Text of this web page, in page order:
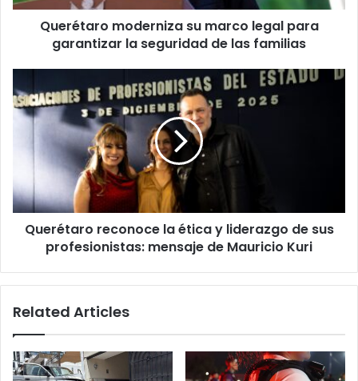
seguridad
Querétaro moderniza su marco legal para
garantizar la seguridad de las familias
reconoce
la
liderazgo
sus
profesionistas:
mensaje
Querétaro reconoce la ética y liderazgo de sus
profesionistas: mensaje de Mauricio Kuri
Related Articles